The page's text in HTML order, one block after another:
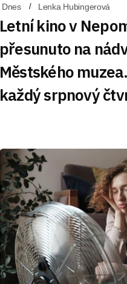
Dnes Lenka Hubingerová
Letní kino v
přesunuto na
Městského
každý srpnový